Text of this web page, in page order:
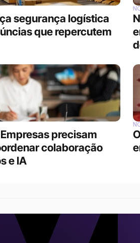
segurança logística
que repercutem
precisam
colaboração
e IA